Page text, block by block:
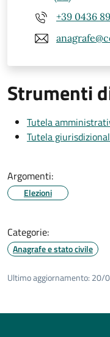
+39 0436
Strumenti
Tutela
Tutela
Argomenti:
Elezioni
Categorie:
Anagrafe e stato civile
Ultimo aggiornamento: 20/